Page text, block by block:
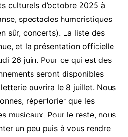
culturels d’octobre 2025 à
spectacles humoristiques
sûr, concerts). La liste des
et la présentation officielle
26 juin. Pour ce qui est des
seront disponibles
ouvrira le 8 juillet. Nous
répertorier que les
musicaux. Pour le reste, nous
un peu puis à vous rendre